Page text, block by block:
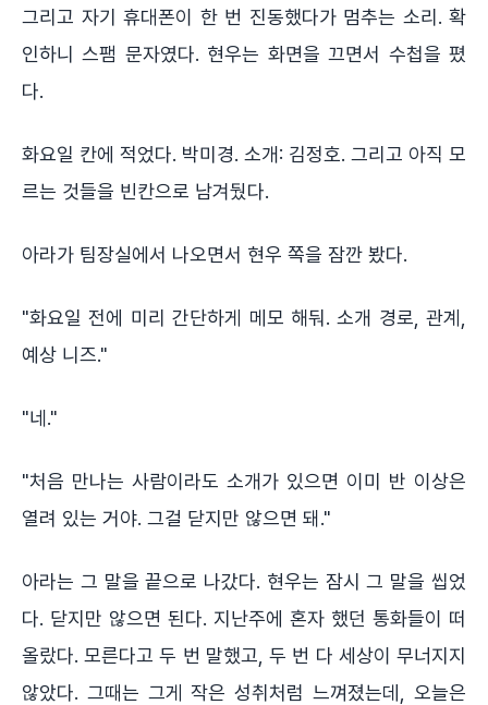
그리고 자기 휴대폰이 한 번 진동했다가 멈추는 소리. 확
인하니 스팸 문자였다. 현우는 화면을 끄면서 수첩을 폈
다.
화요일 칸에 적었다. 박미경. 소개: 김정호. 그리고 아직 모
르는 것들을 빈칸으로 남겨뒀다.
아라가 팀장실에서 나오면서 현우 쪽을 잠깐 봤다.
"화요일 전에 미리 간단하게 메모 해둬. 소개 경로, 관계,
예상 니즈."
"네."
"처음 만나는 사람이라도 소개가 있으면 이미 반 이상은
열려 있는 거야. 그걸 닫지만 않으면 돼."
아라는 그 말을 끝으로 나갔다. 현우는 잠시 그 말을 씹었
다. 닫지만 않으면 된다. 지난주에 혼자 했던 통화들이 떠
올랐다. 모른다고 두 번 말했고, 두 번 다 세상이 무너지지
않았다. 그때는 그게 작은 성취처럼 느껴졌는데, 오늘은